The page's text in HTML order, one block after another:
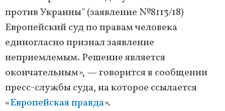
против Украины" (заявление №8113/18)
Европейский суд по правам человека
единогласно признал заявление
неприемлемым. Решение является
окончательным», — говорится в сообщении
пресс-службы суда, на которое ссылается
«Европейская правда».